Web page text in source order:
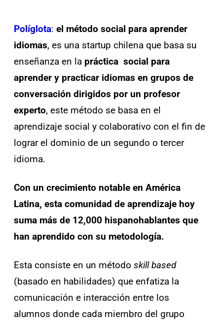
Políglota: el método social para aprender
idiomas, es una startup chilena que basa su
enseñanza en la práctica social para
aprender y practicar idiomas en grupos de
conversación dirigidos por un profesor
experto, este método se basa en el
aprendizaje social y colaborativo con el fin de
lograr el dominio de un segundo o tercer
idioma.
Con un crecimiento notable en América
Latina, esta comunidad de aprendizajehoy
suma más de 12,000 hispanohablantes que
han aprendido con su metodología.
Esta consiste en un método skill based
(basado en habilidades) que enfatiza la
comunicación e interacción entre los
alumnos donde cada miembro del grupo